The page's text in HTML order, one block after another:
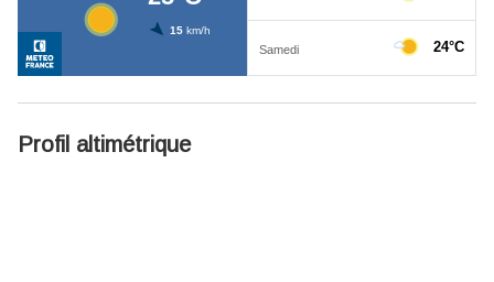
Profil altimétrique